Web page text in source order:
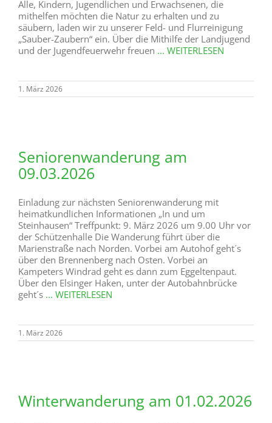
Alle, Kindern, Jugendlichen und Erwachsenen, die
mithelfen möchten die Natur zu erhalten und zu
säubern, laden wir zu unserer Feld- und Flurreinigung
„Sauber-Zaubern“ ein. Über die Mithilfe der Landjugend
und der Jugendfeuerwehr freuen ... WEITERLESEN
1. März 2026
Seniorenwanderung am
09.03.2026
Einladung zur nächsten Seniorenwanderung mit
heimatkundlichen Informationen „In und um
Steinhausen“ Treffpunkt: 9. März 2026 um 9.00 Uhr vor
der Schützenhalle Die Wanderung führt über die
Marienstraße nach Norden. Vorbei am Autohof geht´s
über den Brennenberg nach Osten. Vorbei an
Kampeters Windrad geht es dann zum Eggeltenpaut.
Über den Elsinger Haken, unter der Autobahnbrücke
geht´s ... WEITERLESEN
1. März 2026
Winterwanderung am 01.02.2026